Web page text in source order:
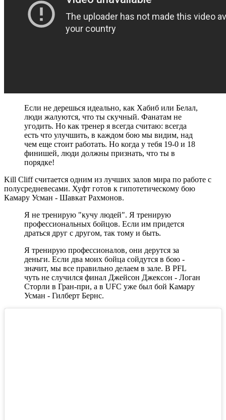
Если не дерешься идеально, как Хабиб или Белал,
люди жалуются, что ты скучный. Фанатам не
угодить. Но как тренер я всегда считаю: всегда
есть что улучшить, в каждом бою мы видим, над
чем еще стоит работать. Но когда у тебя 19-0 и 18
финишей, люди должны признать, что ты в
порядке!
Kill Cliff считается одним из лучших залов мира по работе с
полусредневесами. Хуфт готов к гипотетическому бою
Камару Усман - Шавкат Рахмонов.
Я не тренирую "кучу людей". Я тренирую
профессиональных бойцов. Если им придется
драться друг с другом, так тому и быть.
Я тренирую профессионалов, они дерутся за
деньги. Если два моих бойца сойдутся в бою -
значит, мы все правильно делаем в зале. В PFL
чуть не случился финал Джейсон Джексон - Логан
Сторли в Гран-при, а в UFC уже был бой Камару
Усман - Гилберт Бернс.